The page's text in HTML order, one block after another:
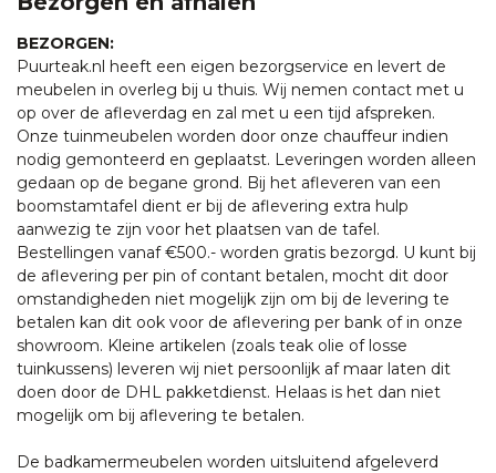
BEZORGEN:
Puurteak.nl heeft een eigen bezorgservice en levert de
meubelen in overleg bij u thuis. Wij nemen contact met u
op over de afleverdag en zal met u een tijd afspreken.
Onze tuinmeubelen worden door onze chauffeur indien
nodig gemonteerd en geplaatst. Leveringen worden alleen
gedaan op de begane grond. Bij het afleveren van een
boomstamtafel dient er bij de aflevering extra hulp
aanwezig te zijn voor het plaatsen van de tafel.
Bestellingen vanaf €500.- worden gratis bezorgd. U kunt bij
de aflevering per pin of contant betalen, mocht dit door
omstandigheden niet mogelijk zijn om bij de levering te
betalen kan dit ook voor de aflevering per bank of in onze
showroom. Kleine artikelen (zoals teak olie of losse
tuinkussens) leveren wij niet persoonlijk af maar laten dit
doen door de DHL pakketdienst. Helaas is het dan niet
mogelijk om bij aflevering te betalen.
De badkamermeubelen worden uitsluitend afgeleverd